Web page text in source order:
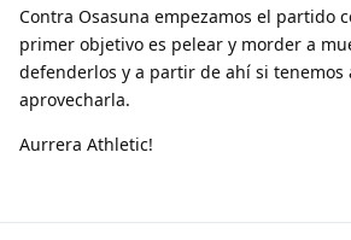
Contra Osasuna empezamos el partido
primer objetivo es pelear y morder a
defenderlos y a partir de ahí si tenemos
aprovecharla.
Aurrera Athletic!